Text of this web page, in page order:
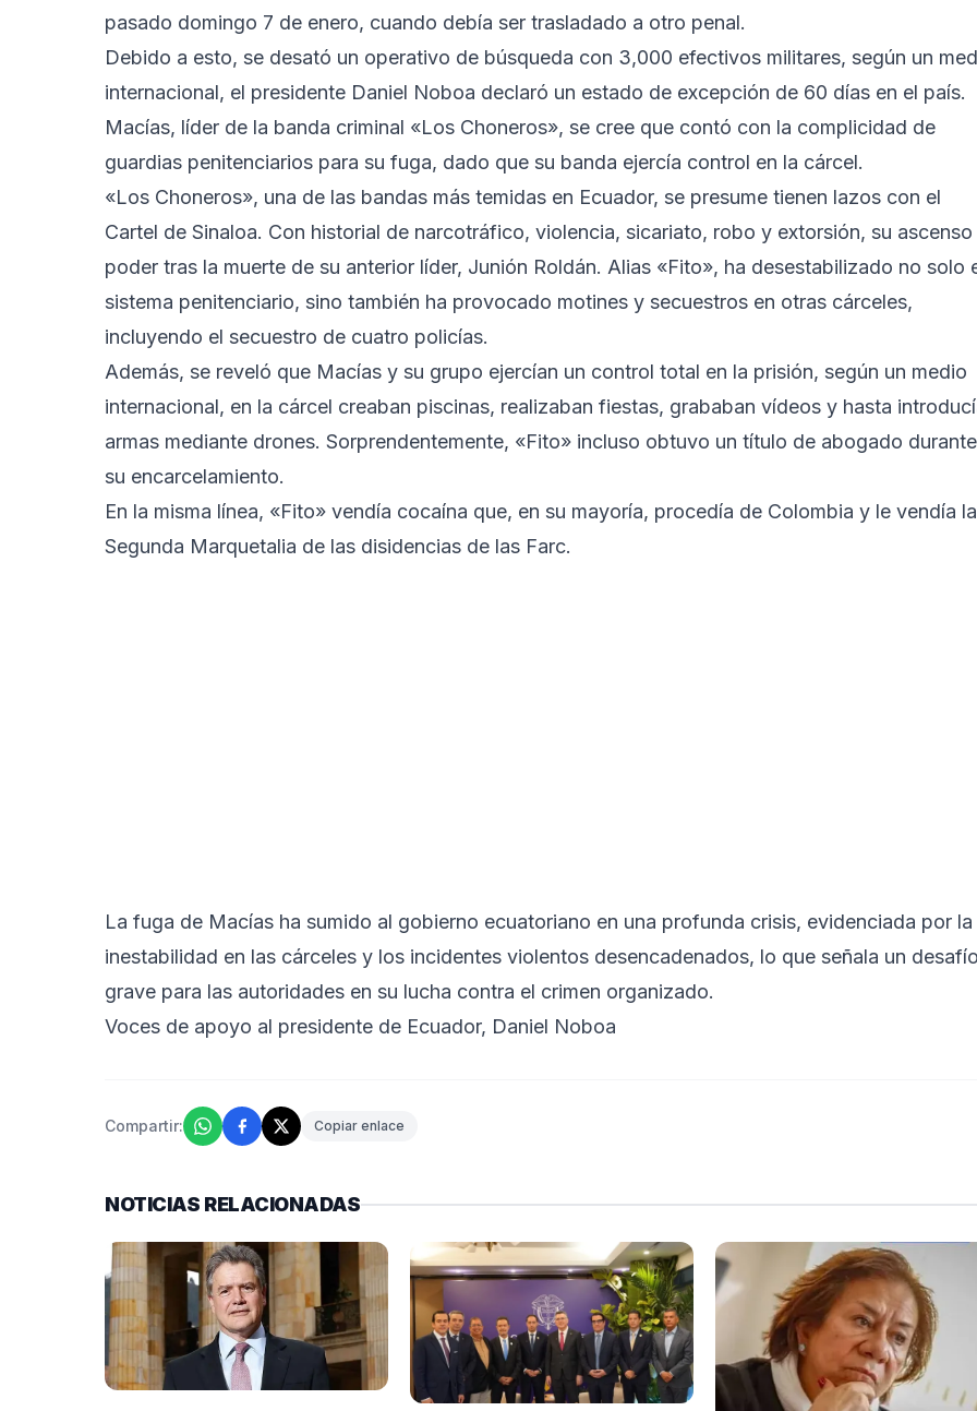
pasado domingo 7 de enero, cuando debía ser trasladado a otro penal.
Debido a esto, se desató un operativo de búsqueda con 3,000 efectivos militares, según un
internacional, el presidente Daniel Noboa declaró un estado de excepción de 60 días en el país.
Macías, líder de la banda criminal «Los Choneros», se cree que contó con la complicidad de
guardias penitenciarios para su fuga, dado que su banda ejercía control en la cárcel.
«Los Choneros», una de las bandas más temidas en Ecuador, se presume tienen lazos con el
Cartel de Sinaloa. Con historial de narcotráfico, violencia, sicariato, robo y extorsión, su ascenso
poder tras la muerte de su anterior líder, Junión Roldán. Alias «Fito», ha desestabilizado no solo
sistema penitenciario, sino también ha provocado motines y secuestros en otras cárceles,
incluyendo el secuestro de cuatro policías.
Además, se reveló que Macías y su grupo ejercían un control total en la prisión, según un medio
internacional, en la cárcel creaban piscinas, realizaban fiestas, grababan vídeos y hasta
armas mediante drones. Sorprendentemente, «Fito» incluso obtuvo un título de abogado durante
su encarcelamiento.
En la misma línea, «Fito» vendía cocaína que, en su mayoría, procedía de Colombia y le vendía la
Segunda Marquetalia de las disidencias de las Farc.
La fuga de Macías ha sumido al gobierno ecuatoriano en una profunda crisis, evidenciada por la
inestabilidad en las cárceles y los incidentes violentos desencadenados, lo que señala un desafío
grave para las autoridades en su lucha contra el crimen organizado.
Voces de apoyo al presidente de Ecuador, Daniel Noboa
Compartir: Copiar enlace
NOTICIAS RELACIONADAS